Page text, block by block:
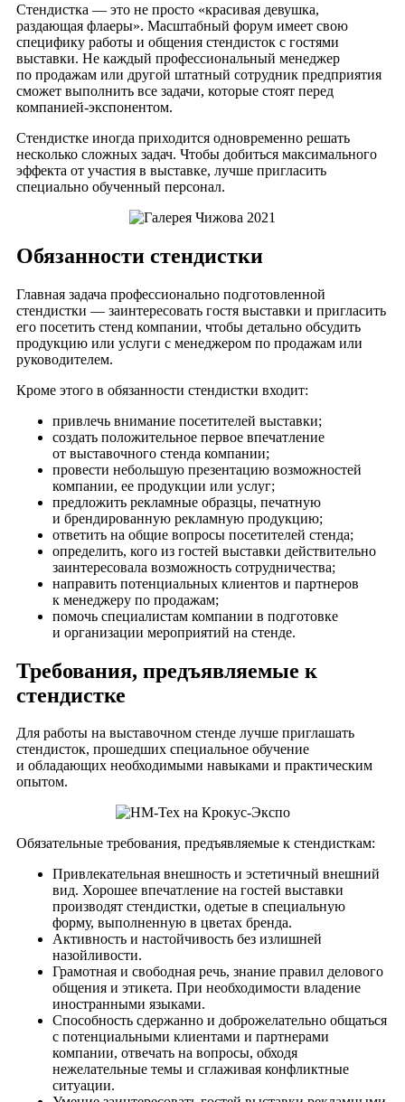
Стендистка — это не просто «красивая девушка,
раздающая флаеры». Масштабный форум имеет свою
специфику работы и общения стендисток с гостями
выставки. Не каждый профессиональный менеджер
по продажам или другой штатный сотрудник предприятия
сможет выполнить все задачи, которые стоят перед
компанией-экспонентом.
Стендистке иногда приходится одновременно решать
несколько сложных задач. Чтобы добиться максимального
эффекта от участия в выставке, лучше пригласить
специально обученный персонал.
Обязанности стендистки
Главная задача профессионально подготовленной
стендистки — заинтересовать гостя выставки и пригласить
его посетить стенд компании, чтобы детально обсудить
продукцию или услуги с менеджером по продажам или
руководителем.
Кроме этого в обязанности стендистки входит:
привлечь внимание посетителей выставки;
создать положительное первое впечатление
от выставочного стенда компании;
провести небольшую презентацию возможностей
компании, ее продукции или услуг;
предложить рекламные образцы, печатную
и брендированную рекламную продукцию;
ответить на общие вопросы посетителей стенда;
определить, кого из гостей выставки действительно
заинтересовала возможность сотрудничества;
направить потенциальных клиентов и партнеров
к менеджеру по продажам;
помочь специалистам компании в подготовке
и организации мероприятий на стенде.
Требования, предъявляемые к
стендистке
Для работы на выставочном стенде лучше приглашать
стендисток, прошедших специальное обучение
и обладающих необходимыми навыками и практическим
опытом.
Обязательные требования, предъявляемые к стендисткам:
Привлекательная внешность и эстетичный внешний
вид. Хорошее впечатление на гостей выставки
производят стендистки, одетые в специальную
форму, выполненную в цветах бренда.
Активность и настойчивость без излишней
назойливости.
Грамотная и свободная речь, знание правил делового
общения и этикета. При необходимости владение
иностранными языками.
Способность сдержанно и доброжелательно общаться
с потенциальными клиентами и партнерами
компании, отвечать на вопросы, обходя
нежелательные темы и сглаживая конфликтные
ситуации.